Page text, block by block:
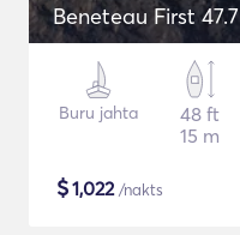
Beneteau First 47.7
Buru jahta
48 ft
15 m
$1,022/nakts